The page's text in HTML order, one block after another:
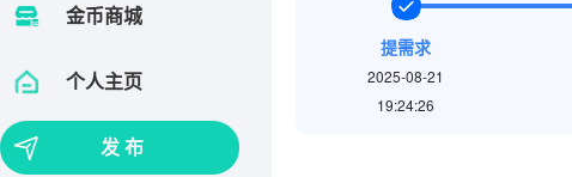
金币商城
个人主页
发 布
提需求
2025-08-21
19:24:26